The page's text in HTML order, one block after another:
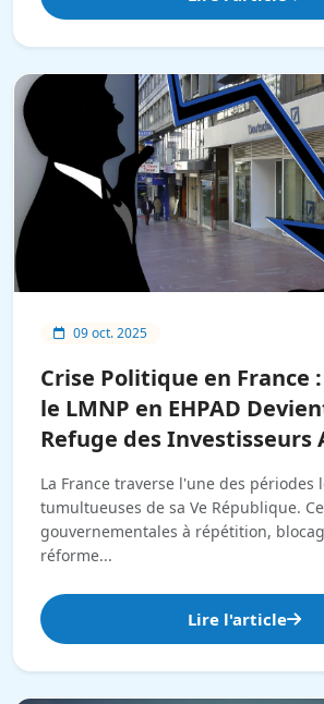
09 oct. 2025
Crise Politique en France
le LMNP en EHPAD
Refuge des Investisseurs
La France traverse l'une des périodes
tumultueuses de sa Ve République.
gouvernementales à répétition,
réforme...
Lire l'article